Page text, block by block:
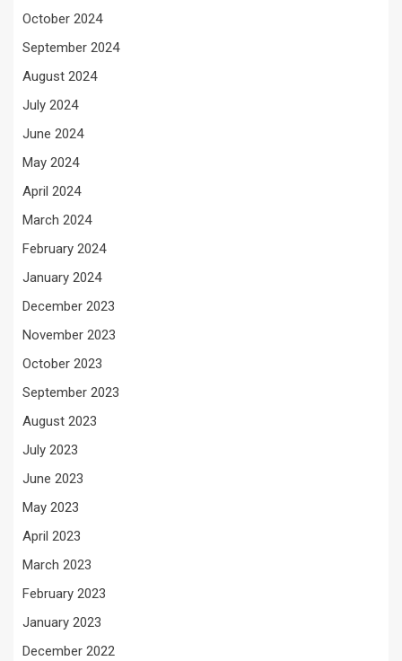
October 2024
September 2024
August 2024
July 2024
June 2024
May 2024
April 2024
March 2024
February 2024
January 2024
December 2023
November 2023
October 2023
September 2023
August 2023
July 2023
June 2023
May 2023
April 2023
March 2023
February 2023
January 2023
December 2022